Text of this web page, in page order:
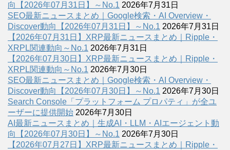
向【2026年07月31日】～No.1 2026年7月31日
SEO最新ニュースまとめ｜Google検索・AI Overview・
Discover動向【2026年07月31日】～No.1 2026年7月31日
【2026年07月31日】XRP最新ニュースまとめ｜Ripple・
XRPL関連動向～No.1 2026年7月31日
【2026年07月30日】XRP最新ニュースまとめ｜Ripple・
XRPL関連動向～No.1 2026年7月30日
SEO最新ニュースまとめ｜Google検索・AI Overview・
Discover動向【2026年07月30日】～No.1 2026年7月30日
Search Console「プラットフォーム プロパティ」が全ユ
ーザーに提供開始 2026年7月30日
AI最新ニュースまとめ｜生成AI・LLM・AIエージェント動
向【2026年07月30日】～No.1 2026年7月30日
【2026年07月27日】XRP最新ニュースまとめ｜Ripple・